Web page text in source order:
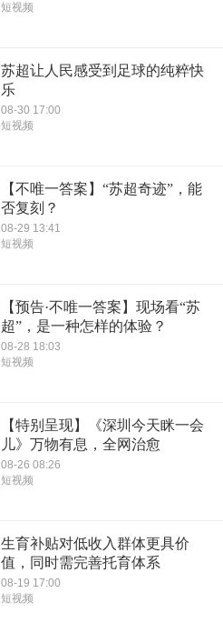
短视频
苏超让人民感受到足球的纯粹快
乐
08-30 17:00
短视频
【不唯一答案】“苏超奇迹”，能
否复刻？
08-29 13:41
短视频
【预告·不唯一答案】现场看“苏
超”，是一种怎样的体验？
08-28 18:03
短视频
【特别呈现】《深圳今天眯一会
儿》万物有息，全网治愈
08-26 08:26
短视频
生育补贴对低收入群体更具价
值，同时需完善托育体系
08-19 17:00
短视频